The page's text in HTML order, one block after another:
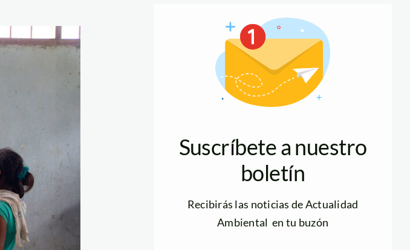
Suscríbete a nuestro
boletín
Recibirás las noticias de Actualidad
Ambiental en tu buzón